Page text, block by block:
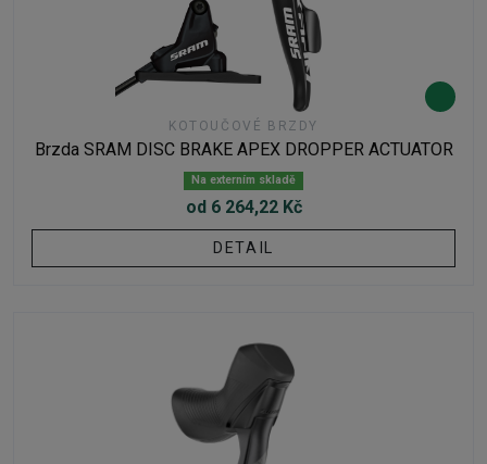
KOTOUČOVÉ BRZDY
Brzda SRAM DISC BRAKE APEX DROPPER ACTUATOR
Na externím skladě
od 6 264,22 Kč
DETAIL